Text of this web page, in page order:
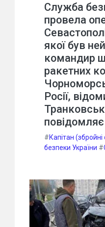
Служба
провела
якої був
командир
ракетних
Росії,
#Капітан (збройні
безпеки України #